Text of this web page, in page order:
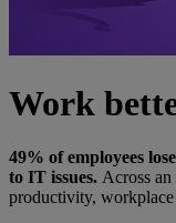
Work
49% of employees
to IT issues. Across an
productivity, workplace